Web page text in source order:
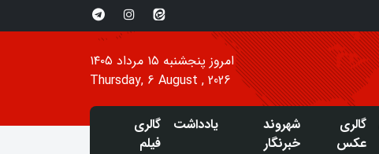
امروز پنجشنبه ۱۵ مرداد ۱۴۰۵
Thursday, 6 August , 2026
گالری
عکس
شهروند
خبرنگار
یادداشت
گالری
فیلم